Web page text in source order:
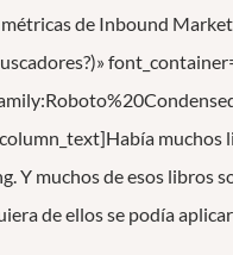
de Inbound
Y muchos de esos libros
de ellos se podía